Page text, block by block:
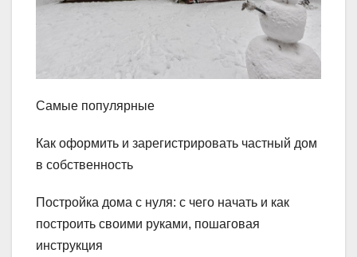
Самые популярные
Как оформить и зарегистрировать частный дом
в собственность
Постройка дома с нуля: с чего начать и как
построить своими руками, пошаговая
инструкция